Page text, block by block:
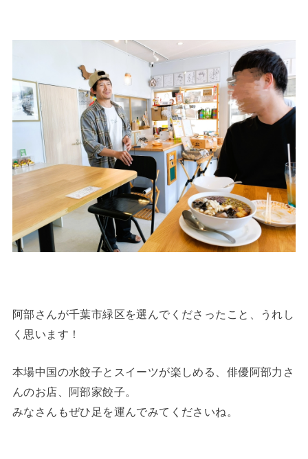
阿部さんが千葉市緑区を選んでくださったこと、うれし
く思います！
本場中国の水餃子とスイーツが楽しめる、俳優阿部力さ
んのお店、阿部家餃子。
みなさんもぜひ足を運んでみてくださいね。